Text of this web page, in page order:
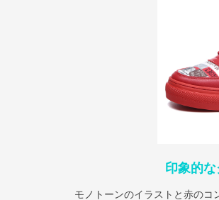
印象的
モノトーンのイラストと赤のコ